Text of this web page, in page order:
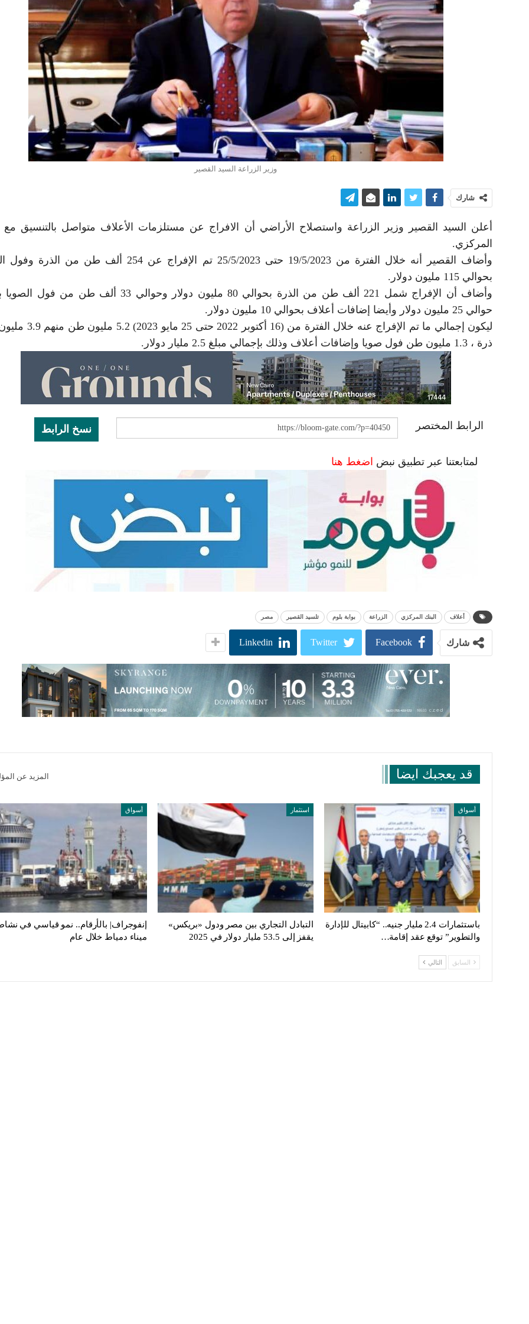
وزير الزراعة السيد القصير
شارك
أعلن السيد القصير وزير الزراعة واستصلاح الأراضي أن الافراج عن مستلزمات الأعلاف متواصل بالتنسيق مع
المركزي.
وأضاف القصير أنه خلال الفترة من 19/5/2023 حتى 25/5/2023 تم الإفراج عن 254 ألف طن من
بحوالي 115 مليون دولار.
وأضاف أن الإفراج شمل 221 ألف طن من الذرة بحوالي 80 مليون دولار وحوالي 33 ألف طن من
حوالي 25 مليون دولار وأيضا إضافات أعلاف بحوالي 10 مليون دولار.
ليكون إجمالي ما تم الإفراج عنه خلال الفترة من (16
ذرة ، 1.3 مليون طن فول صويا وإضافات أعلاف وذلك بإجمالي مبلغ 2.5 مليار دولار.
الرابط المختصر نسخ الرابط
لمتابعتنا عبر تطبيق نبض اضغط هنا
أعلاف البنك المركزي الزراعة بوابة بلوم تلسيد القصير مصر
شارك Facebook
Twitter
Linkedin
قد يعجبك ايضا المزيد عن
أسواق
باستثمارات 2.4 مليار جنيه.. “كابيتال للإدارة
والتطوير” توقع عقد إقامة…
استثمار
التبادل التجاري بين مصر ودول «بريكس»
يقفز إلى 53.5 مليار دولار في 2025
أسواق
إنفوجراف| بالأرقام.. نمو قياسي في
ميناء دمياط خلال عام
السابق التالي